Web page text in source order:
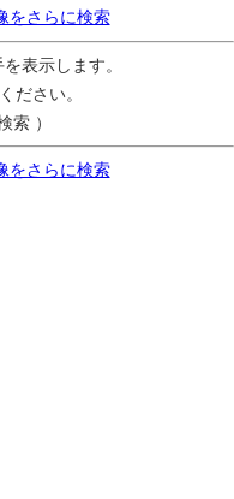
をさらに検索
表示します。
ださい。
索 ）
をさらに検索